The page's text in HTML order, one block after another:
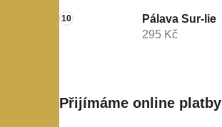
Pálava Sur-lie
295 Kč
Přijímáme online platby